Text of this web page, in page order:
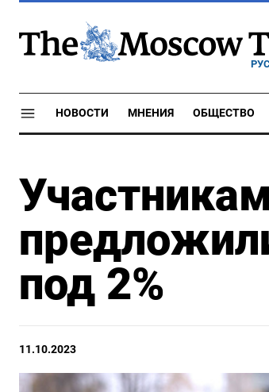
НОВОСТИ МНЕНИЯ ОБЩЕСТВО
под 2%
11.10.2023